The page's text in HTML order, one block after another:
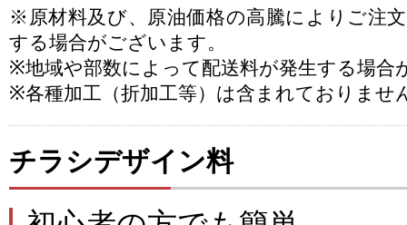
※原材料及び、原油価格の高騰によりご注
する場合がございます。
※地域や部数によって配送料が発生する場合
※各種加工（折加工等）は含まれておりませ
チラシデザイン料